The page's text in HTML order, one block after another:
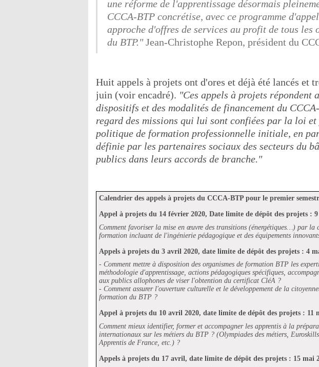
une réforme de l'apprentissage désormais
CCCA-BTP concrétise, avec ce programme
approche d'offres de services au profit de tous les
du BTP."Jean-Christophe Repon, président du
Huit appels à projets ont d'ores et déjà été lancés et
juin (voir encadré). "Ces appels à projets répondent
dispositifs et des modalités de financement du
regard des missions qui lui sont confiées par la loi
politique de formation professionnelle initiale, en
définie par les partenaires sociaux des secteurs du
publics dans leurs accords de branche."
Calendrier des appels à projets du CCCA-BTP pour le premier
Appel à projets du 14 février 2020, Date limite de dépôt des projets : 9
Comment favoriser la mise en œuvre des transitions (énergétiques…) par la
formation incluant de l'ingénierie pédagogique et des équipements
Appels à projets du 3 avril 2020, date limite de dépôt des projets : 4
- Comment mettre à disposition des organismes de formation BTP les
méthodologie d'apprentissage, actions pédagogiques spécifiques,
aux publics allophones de viser l'obtention du certificat CléA ?
- Comment assurer l'ouverture culturelle et le développement de la
formation du BTP ?
Appel à projets du 10 avril 2020, date limite de dépôt des projets : 11
Comment mieux identifier, former et accompagner les apprentis à la
internationaux sur les métiers du BTP ? (Olympiades des métiers,
Apprentis de France, etc.) ?
Appels à projets du 17 avril, date limite de dépôt des projets : 15 mai